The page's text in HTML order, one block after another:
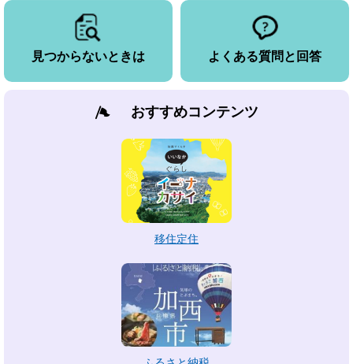
見つからないときは よくある質問と回答
おすすめコンテンツ
移住定住